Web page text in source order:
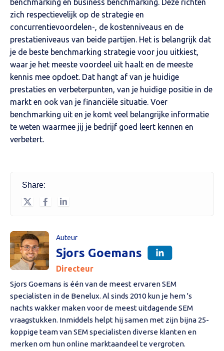
benchmarking en business benchmarking. Deze richten
zich respectievelijk op de strategie en
concurrentievoordelen-, de kostenniveaus en de
prestatieniveaus van beide partijen. Het is belangrijk dat
je de beste benchmarking strategie voor jou uitkiest,
waar je het meeste voordeel uit haalt en de meeste
kennis mee opdoet. Dat hangt af van je huidige
prestaties en verbeterpunten, van je huidige positie in de
markt en ook van je financiële situatie. Voer
benchmarking uit en je komt veel belangrijke informatie
te weten waarmee jij je bedrijf goed leert kennen en
verbetert.
Share:
Auteur
Sjors Goemans
Directeur
Sjors Goemans is één van de meest ervaren SEM
specialisten in de Benelux. Al sinds 2010 kun je hem 's
nachts wakker maken voor de meest uitdagende SEM
vraagstukken. Inmiddels helpt hij samen met zijn bijna 25-
koppige team van SEM specialisten diverse klanten en
merken om hun online marktaandeel te vergroten.